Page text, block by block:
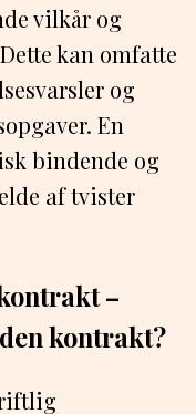
vilkår og
kan omfatte
og
En
bindende og
af tvister
–
kontrakt?